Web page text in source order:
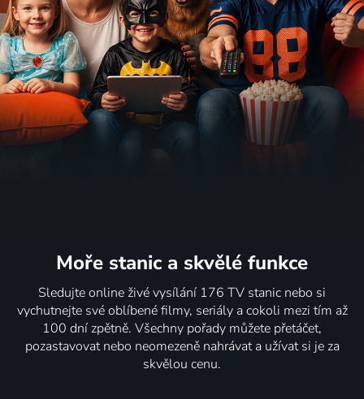
Moře stanic a skvělé funkce
Sledujte online živé vysílání 176 TV stanic nebo si
vychutnejte své oblíbené filmy, seriály a cokoli mezi tím až
100 dní zpětně. Všechny pořady můžete přetáčet,
pozastavovat nebo neomezeně nahrávat a užívat si je za
skvělou cenu.